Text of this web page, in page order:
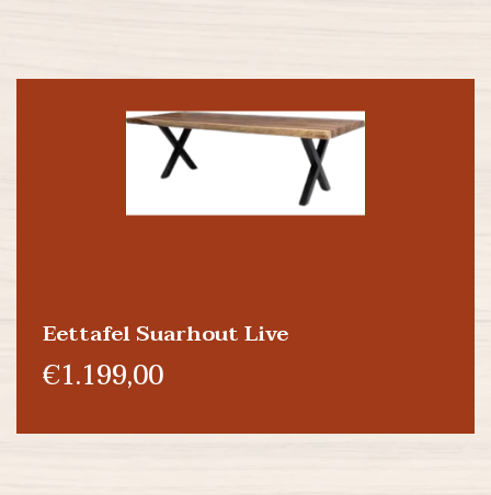
Eettafel Suarhout Live
€1.199,00